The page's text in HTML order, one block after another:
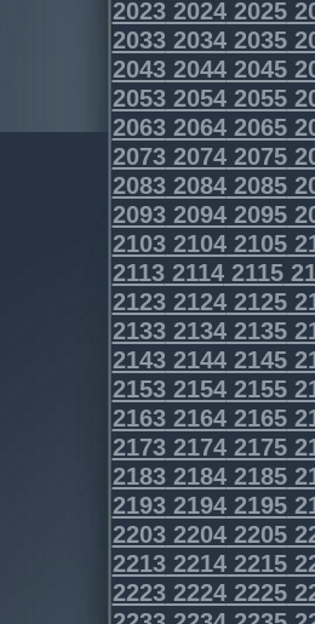
202320242025
203320342035
204320442045
205320542055
206320642065
207320742075
208320842085
209320942095
210321042105
211321142115
212321242125
213321342135
214321442145
215321542155
216321642165
217321742175
218321842185
219321942195
220322042205
221322142215
222322242225